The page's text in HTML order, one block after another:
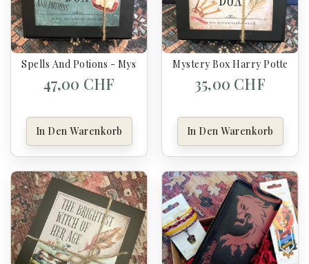
Spells And Potions - Mystery Box Harry Potter
47,00 CHF
In Den Warenkorb
Mystery Box Harry Potter
35,00 CHF
In Den Warenkorb